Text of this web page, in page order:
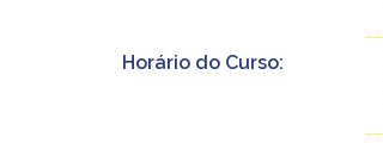
Horário do Curso: